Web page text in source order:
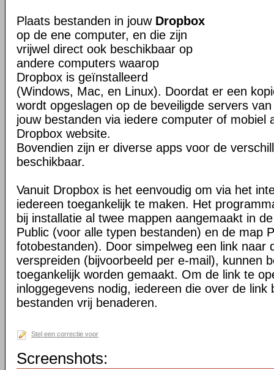
Plaats bestanden in jouw Dropbox
op de ene computer, en die zijn
vrijwel direct ook beschikbaar op
andere computers waarop
Dropbox is geïnstalleerd
(Windows, Mac, en Linux). Doordat er een
wordt opgeslagen op de beveiligde servers
jouw bestanden via iedere computer of mobiel
Dropbox website.
Bovendien zijn er diverse apps voor de
beschikbaar.
Vanuit Dropbox is het eenvoudig om via het
iedereen toegankelijk te maken. Het
bij installatie al twee mappen aangemaakt in
Public (voor alle typen bestanden) en de map
fotobestanden). Door simpelweg een link naar
verspreiden (bijvoorbeeld per e-mail), kunnen
toegankelijk worden gemaakt. Om de link te
inloggegevens nodig, iedereen die over de link
bestanden vrij benaderen.
Stel een correctie voor
Screenshots: